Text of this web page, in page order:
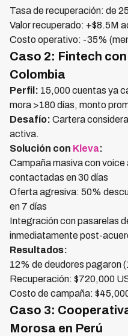
Tasa de recuperación: de
Valor recuperado: +$8.5M
Costo operativo: -35%
Caso 2: Fintech
Colombia
Perfil: 15,000 cuentas ya
mora >180 días, monto
Desafío: Cartera
activa.
Solución con Kleva:
Campaña masiva con
contactadas en 30 días
Oferta agresiva: 50%
en 7 días
Integración con pasarelas
inmediatamente post-
Resultados:
12% de deudores pagaron
Recuperación: $720,000
Costo de campaña:
Caso 3:
Morosa en Perú